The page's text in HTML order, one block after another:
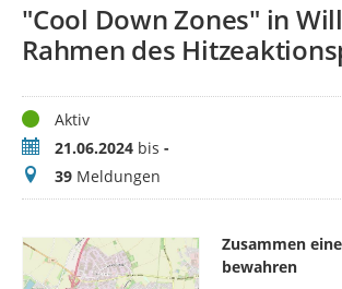
"Cool Down Zones" in
Rahmen des
StatusAktiv
Zeitraum21.06.2024 bis -
Meldungen
39 Meldungen
Zusammen
bewahren